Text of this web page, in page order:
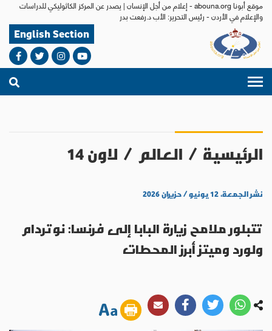
موقع أبونا abouna.org - إعلام من أجل الإنسان | يصدر عن المركز الكاثوليكي للدراسات
والإعلام في الأردن - رئيس التحرير: الأب د.رفعت بدر
English Section
الرئيسية / العالم / لاون 14
نشر الجمعة، ١٢ يونيو / حزيران ٢٠٢٦
تتبلور ملامح زيارة البابا إلى فرنسا: نوتردام
ولورد وميتز أبرز المحطات